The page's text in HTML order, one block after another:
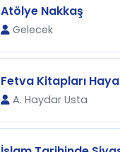
Atölye Nakkaş
Gelecek
Fetva Kitapları
A. Haydar Usta